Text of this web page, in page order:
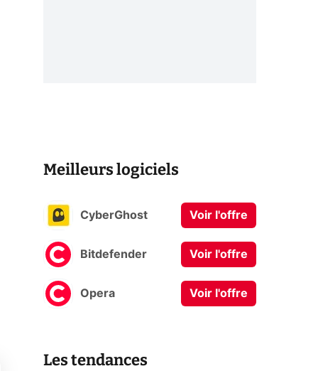
Meilleurs logiciels
CyberGhost Voir l'offre
Bitdefender Voir l'offre
Opera Voir l'offre
Les tendances